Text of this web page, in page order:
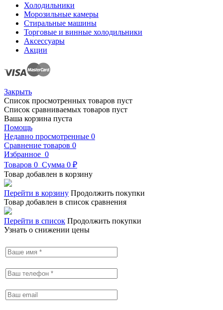
Холодильники
Морозильные камеры
Стиральные машины
Торговые и винные холодильники
Аксессуары
Акции
Закрыть
Список просмотренных товаров пуст
Список сравниваемых товаров пуст
Ваша корзина пуста
Помощь
Недавно просмотренные 0
Сравнение товаров 0
Избранное 0
Товаров 0 Сумма 0 ₽
Товар добавлен в корзину
Перейти в корзину Продолжить покупки
Товар добавлен в список сравнения
Перейти в список Продолжить покупки
Узнать о снижении цены